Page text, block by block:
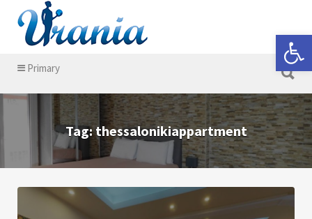
Search for:
Primary
Search for:
Tag: thessalonikiappartment